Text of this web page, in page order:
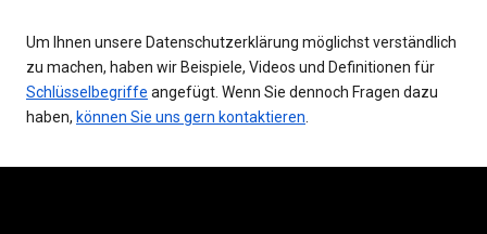
Um Ihnen unsere Datenschutzerklärung möglichst verständlich
zu machen, haben wir Beispiele, Videos und Definitionen für
Schlüsselbegriffe angefügt. Wenn Sie dennoch Fragen dazu
haben, können Sie uns gern kontaktieren